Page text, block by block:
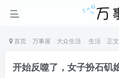
首页 万事屋 大众生活 生活 正文
开始反噬了，女子扮石矶